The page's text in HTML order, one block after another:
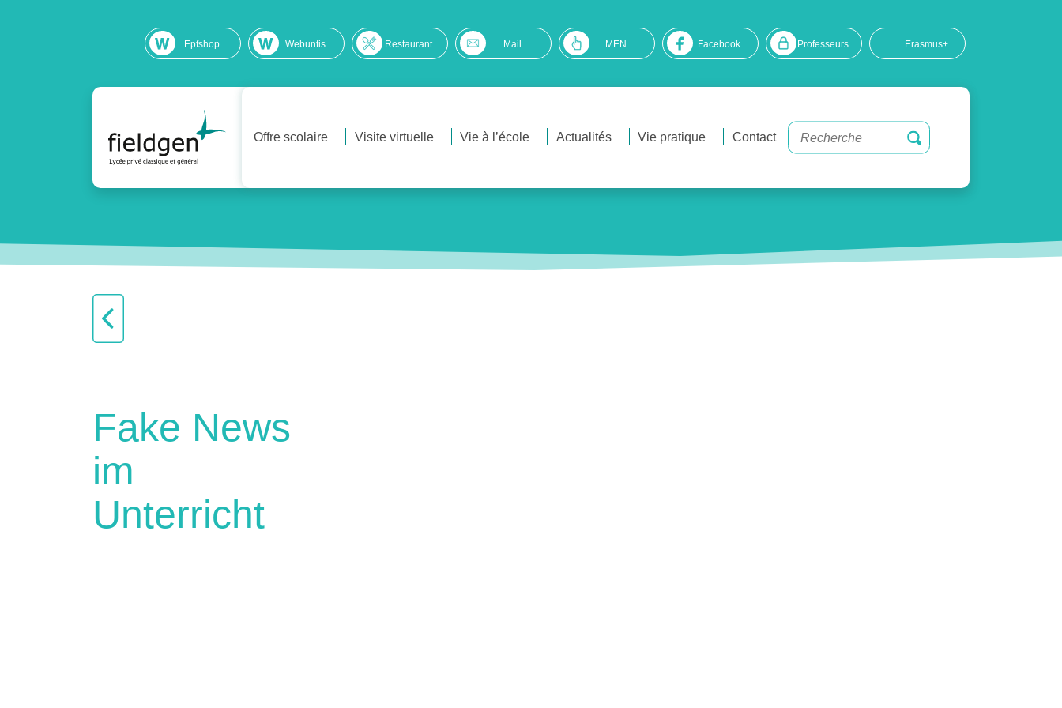
Epfshop Webuntis Restaurant Mail MEN Facebook Professeurs Erasmus+
Offre scolaire Visite virtuelle Vie à l’école Actualités Vie pratique Contact
Fake News
im
Unterricht